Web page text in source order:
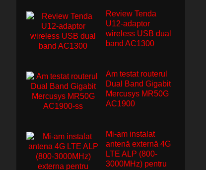
Review Tenda
U12-adaptor
wireless USB dual
band AC1300
Am testat routerul
Dual Band Gigabit
Mercusys MR50G
AC1900
Mi-am instalat
antenă externă 4G
LTE ALP (800-
3000MHz) pentru